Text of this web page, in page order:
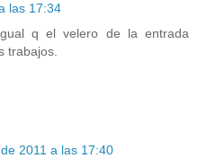
las 17:34
q el velero de la entrada
trabajos.
2011 a las 17:40